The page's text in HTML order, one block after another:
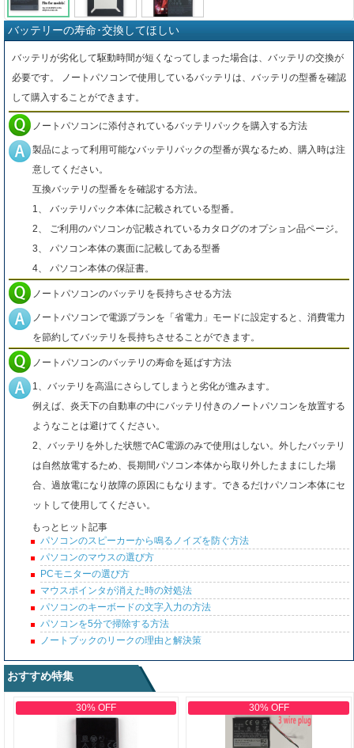
バッテリーの寿命･交換してほしい
バッテリが劣化して駆動時間が短くなってしまった場合は、バッテリの交換が
必要です。 ノートパソコンで使用しているバッテリは、バッテリの型番を確認
して購入することができます。
ノートパソコンに添付されているバッテリパックを購入する方法
製品によって利用可能なバッテリパックの型番が異なるため、購入時は注
意してください。
互換バッテリの型番をを確認する方法。
1、 バッテリパック本体に記載されている型番。
2、 ご利用のパソコンが記載されているカタログのオプション品ページ。
3、 パソコン本体の裏面に記載してある型番
4、 パソコン本体の保証書。
ノートパソコンのバッテリを長持ちさせる方法
ノートパソコンで電源プランを「省電力」モードに設定すると、消費電力
を節約してバッテリを長持ちさせることができます。
ノートパソコンのバッテリの寿命を延ばす方法
1、バッテリを高温にさらしてしまうと劣化が進みます。
例えば、炎天下の自動車の中にバッテリ付きのノートパソコンを放置する
ようなことは避けてください。
2、バッテリを外した状態でAC電源のみで使用はしない。外したバッテリ
は自然放電するため、長期間パソコン本体から取り外したままにした場
合、過放電になり故障の原因にもなります。できるだけパソコン本体にセ
ットして使用してください。
もっとヒット記事
パソコンのスピーカーから鳴るノイズを防ぐ方法
パソコンのマウスの選び方
PCモニターの選び方
マウスポインタが消えた時の対処法
パソコンのキーボードの文字入力の方法
パソコンを5分で掃除する方法
ノートブックのリークの理由と解決策
おすすめ特集
30% OFF 30% OFF